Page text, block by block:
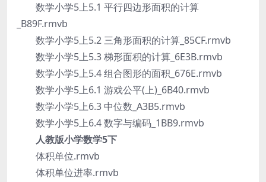
数学小学5上5.1 平行四边形面积的计算
_B89F.rmvb
数学小学5上5.2 三角形面积的计算_85CF.rmvb
数学小学5上5.3 梯形面积的计算_6E3B.rmvb
数学小学5上5.4 组合图形的面积_676E.rmvb
数学小学5上6.1 游戏公平(上)_6B40.rmvb
数学小学5上6.3 中位数_A3B5.rmvb
数学小学5上6.4 数字与编码_1BB9.rmvb
人教版小学数学5下
体积单位.rmvb
体积单位进率.rmvb